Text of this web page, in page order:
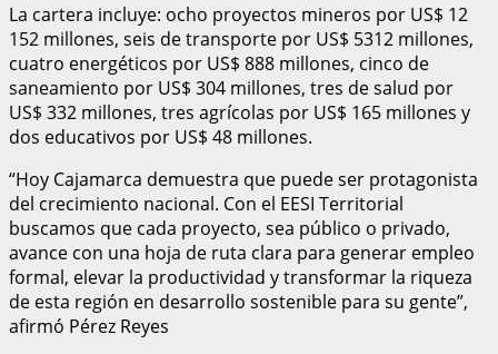
La cartera incluye: ocho proyectos mineros por US$ 12
152 millones, seis de transporte por US$ 5312 millones,
cuatro energéticos por US$ 888 millones, cinco de
saneamiento por US$ 304 millones, tres de salud por
US$ 332 millones, tres agrícolas por US$ 165 millones y
dos educativos por US$ 48 millones.
“Hoy Cajamarca demuestra que puede ser protagonista
del crecimiento nacional. Con el EESI Territorial
buscamos que cada proyecto, sea público o privado,
avance con una hoja de ruta clara para generar empleo
formal, elevar la productividad y transformar la riqueza
de esta región en desarrollo sostenible para su gente”,
afirmó Pérez Reyes